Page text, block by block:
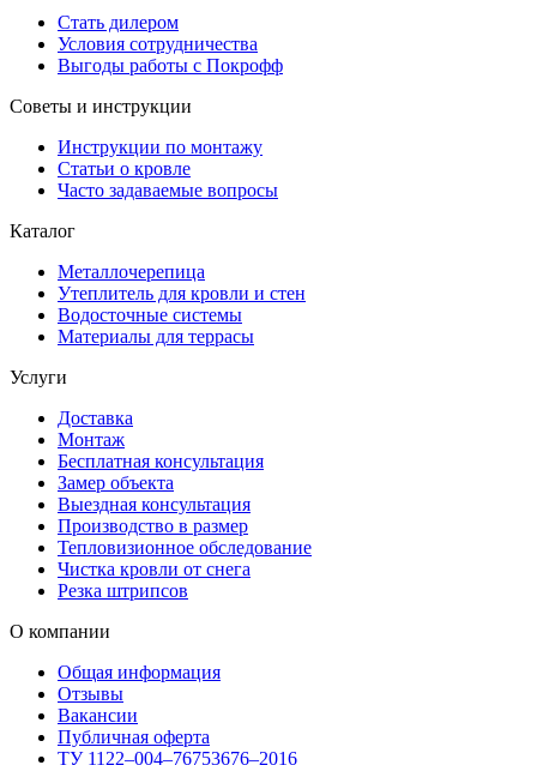
Стать дилером
Условия сотрудничества
Выгоды работы с Покрофф
Советы и инструкции
Инструкции по монтажу
Статьи о кровле
Часто задаваемые вопросы
Каталог
Металлочерепица
Утеплитель для кровли и стен
Водосточные системы
Материалы для террасы
Услуги
Доставка
Монтаж
Бесплатная консультация
Замер объекта
Выездная консультация
Производство в размер
Тепловизионное обследование
Чистка кровли от снега
Резка штрипсов
О компании
Общая информация
Отзывы
Вакансии
Публичная оферта
ТУ 1122–004–76753676–2016